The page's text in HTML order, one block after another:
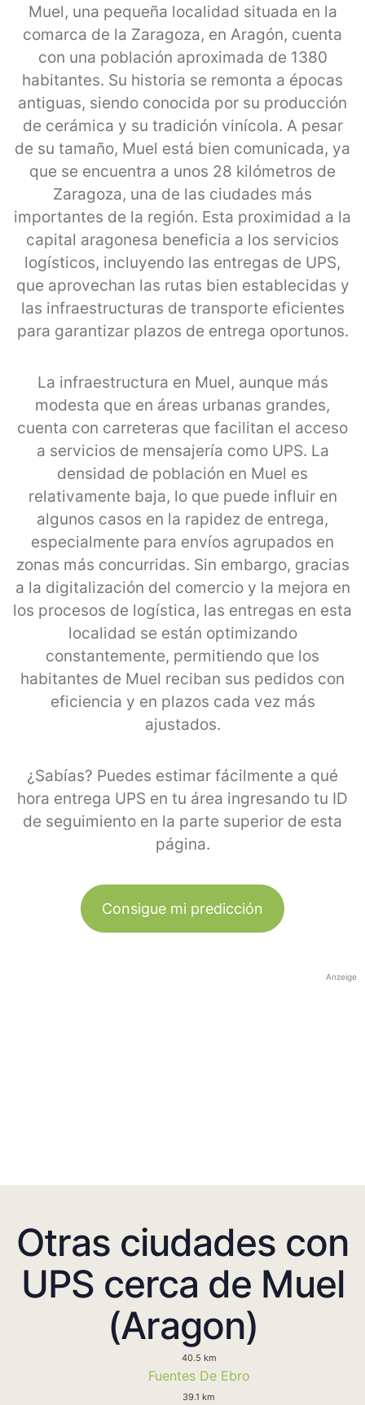
Muel, una pequeña localidad situada en la
comarca de la Zaragoza, en Aragón, cuenta
con una población aproximada de 1380
habitantes. Su historia se remonta a épocas
antiguas, siendo conocida por su producción
de cerámica y su tradición vinícola. A pesar
de su tamaño, Muel está bien comunicada, ya
que se encuentra a unos 28 kilómetros de
Zaragoza, una de las ciudades más
importantes de la región. Esta proximidad a la
capital aragonesa beneficia a los servicios
logísticos, incluyendo las entregas de UPS,
que aprovechan las rutas bien establecidas y
las infraestructuras de transporte eficientes
para garantizar plazos de entrega oportunos.
La infraestructura en Muel, aunque más
modesta que en áreas urbanas grandes,
cuenta con carreteras que facilitan el acceso
a servicios de mensajería como UPS. La
densidad de población en Muel es
relativamente baja, lo que puede influir en
algunos casos en la rapidez de entrega,
especialmente para envíos agrupados en
zonas más concurridas. Sin embargo, gracias
a la digitalización del comercio y la mejora en
los procesos de logística, las entregas en esta
localidad se están optimizando
constantemente, permitiendo que los
habitantes de Muel reciban sus pedidos con
eficiencia y en plazos cada vez más
ajustados.
¿Sabías? Puedes estimar fácilmente a qué
hora entrega UPS en tu área ingresando tu ID
de seguimiento en la parte superior de esta
página.
Consigue mi predicción
Anzeige
Otras ciudades con
UPS cerca de Muel
(Aragon)
40.5 km
Fuentes De Ebro
39.1 km